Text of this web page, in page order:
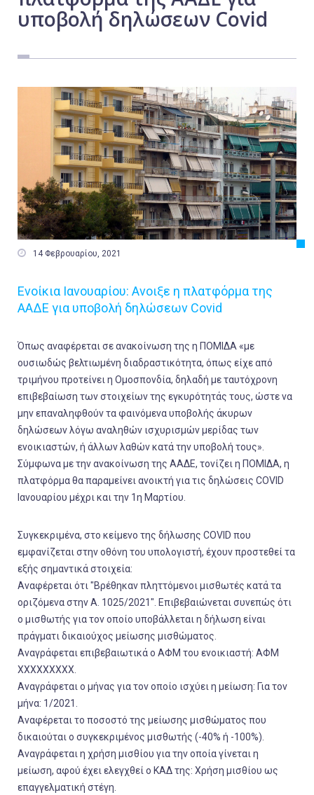
υποβολή δηλώσεων Covid
 14 Φεβρουαρίου, 2021
Ενοίκια Ιανουαρίου: Ανοιξε η πλατφόρμα της
ΑΑΔΕ για υποβολή δηλώσεων Covid
Όπως αναφέρεται σε ανακοίνωση της η ΠΟΜΙΔΑ «με
ουσιωδώς βελτιωμένη διαδραστικότητα, όπως είχε από
τριμήνου προτείνει η Ομοσπονδία, δηλαδή με ταυτόχρονη
επιβεβαίωση των στοιχείων της εγκυρότητάς τους, ώστε να
μην επαναληφθούν τα φαινόμενα υποβολής άκυρων
δηλώσεων λόγω αναληθών ισχυρισμών μερίδας των
ενοικιαστών, ή άλλων λαθών κατά την υποβολή τους».
Σύμφωνα με την ανακοίνωση της ΑΑΔΕ, τονίζει η ΠΟΜΙΔΑ, η
πλατφόρμα θα παραμείνει ανοικτή για τις δηλώσεις COVID
Iανουαρίου μέχρι και την 1η Μαρτίου.
Συγκεκριμένα, στο κείμενο της δήλωσης COVID που
εμφανίζεται στην οθόνη του υπολογιστή, έχουν προστεθεί τα
εξής σημαντικά στοιχεία:
Αναφέρεται ότι "Βρέθηκαν πληττόμενοι μισθωτές κατά τα
οριζόμενα στην Α. 1025/2021". Επιβεβαιώνεται συνεπώς ότι
ο μισθωτής για τον οποίο υποβάλλεται η δήλωση είναι
πράγματι δικαιούχος μείωσης μισθώματος.
Αναγράφεται επιβεβαιωτικά ο ΑΦΜ του ενοικιαστή: ΑΦΜ
XXXXXXXXΧ.
Αναγράφεται ο μήνας για τον οποίο ισχύει η μείωση: Για τον
μήνα: 1/2021.
Αναφέρεται το ποσοστό της μείωσης μισθώματος που
δικαιούται ο συγκεκριμένος μισθωτής (-40% ή -100%).
Αναγράφεται η χρήση μισθίου για την οποία γίνεται η
μείωση, αφού έχει ελεγχθεί ο ΚΑΔ της: Χρήση μισθίου ως
επαγγελματική στέγη.
Εργασία
Τοπικά
Αγροτικά
Οικονομία
Πολιτική
Αθλητικά
Αστυνομικό Δελτίο